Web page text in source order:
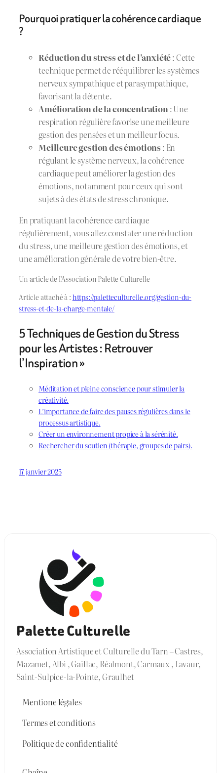
Pourquoi pratiquer la cohérence cardiaque
?
Réduction du stress et de l’anxiété: Cette
technique permet de rééquilibrer les systèmes
nerveux sympathique et parasympathique,
favorisant la détente.
Amélioration de la concentration : Une
respiration régulière favorise une meilleure
gestion des pensées et un meilleur focus.
Meilleure gestion des émotions : En
régulant le système nerveux, la cohérence
cardiaque peut améliorer la gestion des
émotions, notamment pour ceux qui sont
sujets à des états de stress chronique.
En pratiquant la cohérence cardiaque
régulièrement, vous allez constater une réduction
du stress, une meilleure gestion des émotions, et
une amélioration générale de votre bien-être.
Un article de l’Association Palette Culturelle
Article attaché à :https://paletteculturelle.org/gestion-du-
stress-et-de-la-charge-mentale/
5 Techniques de Gestion du Stress
pour les Artistes : Retrouver
l’Inspiration »
Méditation et pleine conscience pour stimuler la
créativité.
L’importance de faire des pauses régulières dans le
processus artistique.
Créer un environnement propice à la sérénité.
Rechercher du soutien (thérapie, groupes de pairs).
17 janvier 2025
Palette Culturelle
Association Artistique et Culturelle du Tarn – Castres,
Mazamet, Albi , Gaillac, Réalmont, Carmaux , Lavaur,
Saint-Sulpice-la-Pointe, Graulhet
Mentione légales
Termes et conditions
Politique de confidentialité